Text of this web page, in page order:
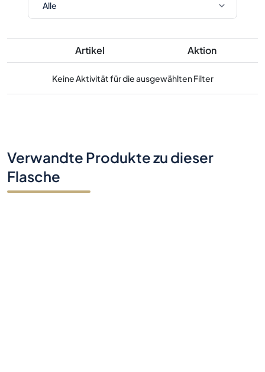
Artikel Aktion
Keine Aktivität für die ausgewählten Filter
Verwandte Produkte zu dieser
Flasche